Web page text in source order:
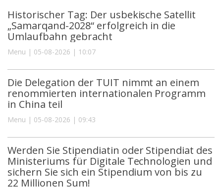
Historischer Tag: Der usbekische Satellit
„Samarqand-2028“ erfolgreich in die
Umlaufbahn gebracht
Menu | 05-08-2026 | 10:07
Die Delegation der TUIT nimmt an einem
renommierten internationalen Programm
in China teil
Menu | 05-08-2026 | 09:43
Werden Sie Stipendiatin oder Stipendiat des
Ministeriums für Digitale Technologien und
sichern Sie sich ein Stipendium von bis zu
22 Millionen Sum!